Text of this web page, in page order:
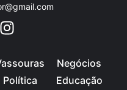
Política
Negócios
Educação